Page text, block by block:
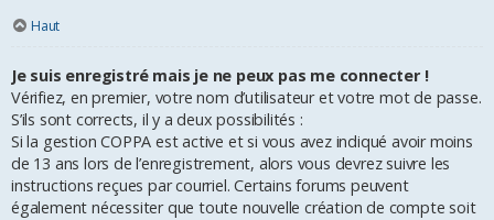
Haut
Je suis enregistré mais je ne peux pas me connecter !
Vérifiez, en premier, votre nom d’utilisateur et votre mot de passe.
S’ils sont corrects, il y a deux possibilités :
Si la gestion COPPA est active et si vous avez indiqué avoir moins
de 13 ans lors de l’enregistrement, alors vous devrez suivre les
instructions reçues par courriel. Certains forums peuvent
également nécessiter que toute nouvelle création de compte soit